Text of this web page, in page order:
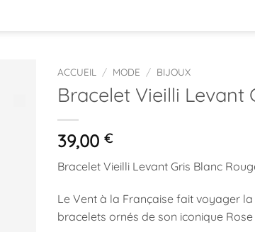
ACCUEIL / MODE / BIJOUX
Bracelet Vieilli Levant
39,00 €
Bracelet Vieilli Levant Gris Blanc
Le Vent à la Française fait voyager
bracelets ornés de son iconique Rose